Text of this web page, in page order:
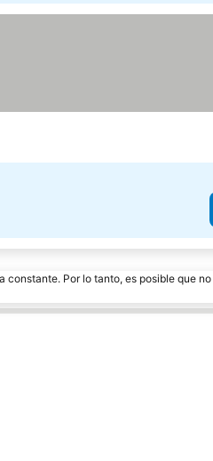
Por lo tanto, es posible que